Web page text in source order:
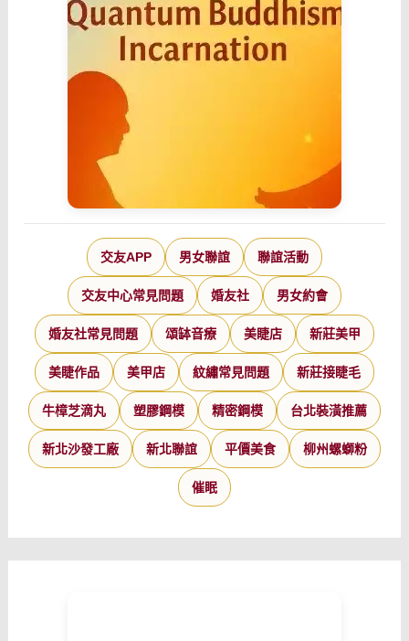
交友APP 男女聯誼 聯誼活動
交友中心常見問題 婚友社 男女約會
婚友社常見問題 頌缽音療 美睫店 新莊美甲
美睫作品 美甲店 紋繡常見問題 新莊接睫毛
牛樟芝滴丸 塑膠鋼模 精密鋼模 台北裝潢推薦
新北沙發工廠 新北聯誼 平價美食 柳州螺螄粉
催眠